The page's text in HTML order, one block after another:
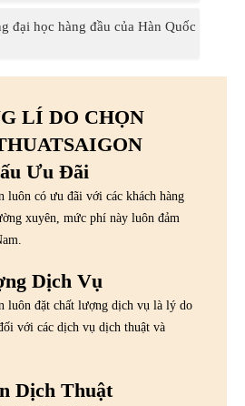
đại học hàng đầu của Hàn Quốc
LÍ DO CHỌN
Ưu Đãi
luôn có ưu đãi với các khách hàng
xuyên, mức phí này luôn đảm
Dịch Vụ
luôn đặt chất lượng dịch vụ là lý do
với các dịch vụ dịch thuật và
Dịch Thuật